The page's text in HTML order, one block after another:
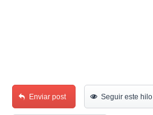
Enviar post Seguir este hilo